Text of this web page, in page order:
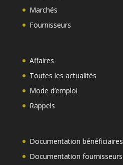
Marchés
Fournisseurs
Affaires
Toutes les actualités
Mode d’emploi
Rappels
Documentation bénéficiaires
Documentation fournisseurs